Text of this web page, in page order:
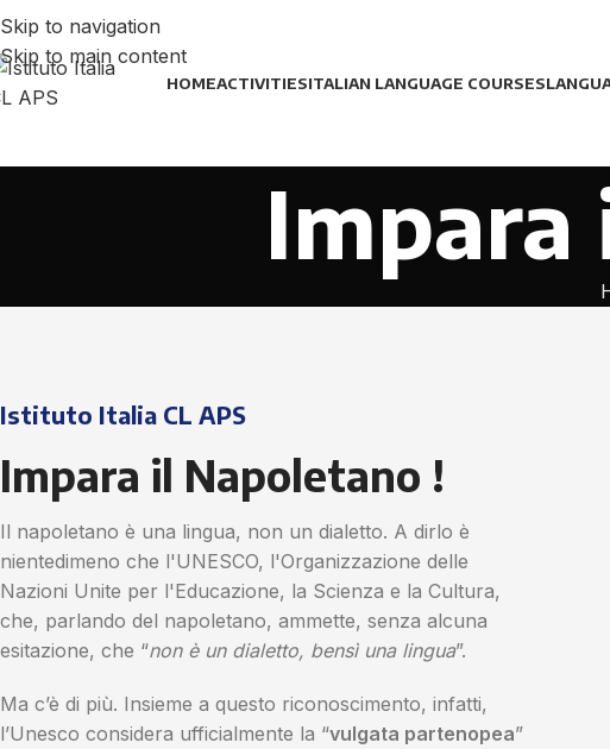
Skip to navigation
Skip to main content
HOMEACTIVITIESITALIAN LANGUAGE COURSES
Impara
Istituto Italia CL APS
Impara il Napoletano !
Il napoletano è una lingua, non un dialetto. A dirlo è
nientedimeno che l'UNESCO, l'Organizzazione delle
Nazioni Unite per l'Educazione, la Scienza e la Cultura,
che, parlando del napoletano, ammette, senza alcuna
esitazione, che “non è un dialetto, bensì una lingua”.
Ma c’è di più. Insieme a questo riconoscimento, infatti,
l’Unesco considera ufficialmente la “vulgata partenopea”